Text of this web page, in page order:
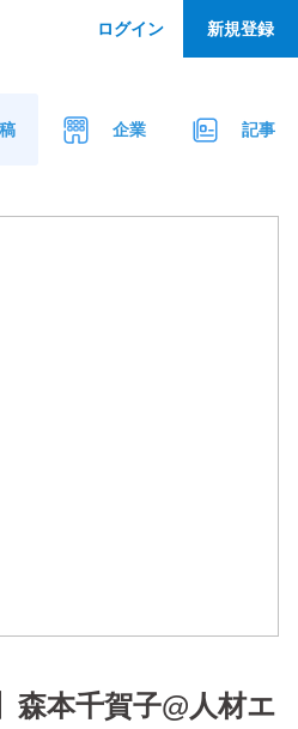
企業 記事
ログイン 新規登録
森本千賀子@人材エ